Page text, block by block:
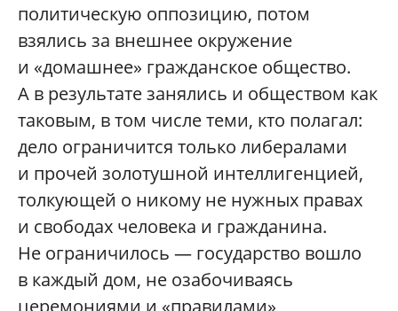
политическую оппозицию, потом
взялись за внешнее окружение
и «домашнее» гражданское общество.
А в результате занялись и обществом как
таковым, в том числе теми, кто полагал:
дело ограничится только либералами
и прочей золотушной интеллигенцией,
толкующей о никому не нужных правах
и свободах человека и гражданина.
Не ограничилось — государство вошло
в каждый дом, не озабочиваясь
церемониями и «правилами»,